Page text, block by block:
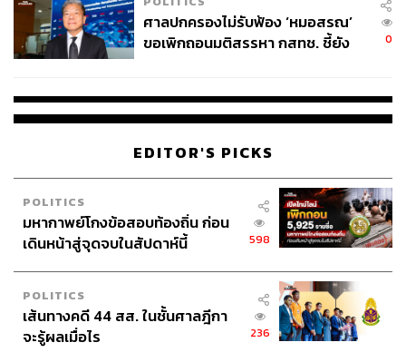
404
ABOUT THE AUTHOR
โปรดิวเซอร์ คอลัมนิสต์ และบรรณาธิการ ผู้
สงบของการอ่านหนังสือเงียบๆ
ศาลปกครองไม่รับฟ้อง ‘หมอสรณ’
ขอเพิกถอนมติสรรหา กสทช. ชี้ยัง
0
EDITOR'S PICKS
POLITICS
มหากาพย์โกงข้อสอบท้องถิ่น ก่อน
เดินหน้าสู่จุดจบในสัปดาห์นี้
598
POLITICS
เส้นทางคดี 44 สส. ในชั้นศาลฎีกา
จะรู้ผลเมื่อไร
236